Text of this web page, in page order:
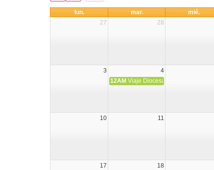
lun. mar. mié.
27
28
3 4
12AM Viaje Diocesano a Japón.
10 11
17 18